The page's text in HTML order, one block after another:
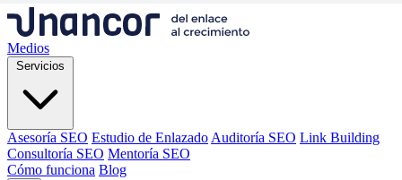
Medios
Servicios
Asesoría SEO Estudio de Enlazado Auditoría SEO Link Building
Consultoría SEO Mentoría SEO
Cómo funciona Blog